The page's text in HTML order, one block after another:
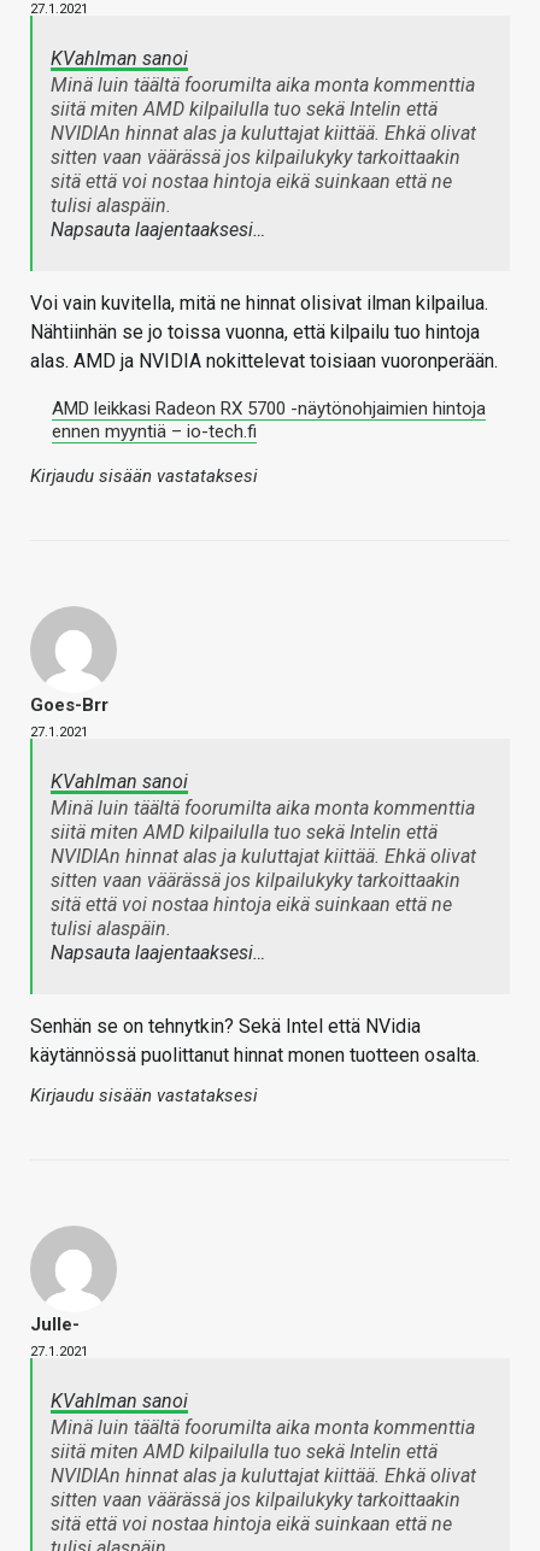
27.1.2021
KVahlman sanoi
Minä luin täältä foorumilta aika monta kommenttia
siitä miten AMD kilpailulla tuo sekä Intelin että
NVIDIAn hinnat alas ja kuluttajat kiittää. Ehkä olivat
sitten vaan väärässä jos kilpailukyky tarkoittaakin
sitä että voi nostaa hintoja eikä suinkaan että ne
tulisi alaspäin.
Napsauta laajentaaksesi…
Voi vain kuvitella, mitä ne hinnat olisivat ilman kilpailua.
Nähtiinhän se jo toissa vuonna, että kilpailu tuo hintoja
alas. AMD ja NVIDIA nokittelevat toisiaan vuoronperään.
AMD leikkasi Radeon RX 5700 -näytönohjaimien hintoja
ennen myyntiä – io-tech.fi
Kirjaudu sisään vastataksesi
Goes-Brr
27.1.2021
KVahlman sanoi
Minä luin täältä foorumilta aika monta kommenttia
siitä miten AMD kilpailulla tuo sekä Intelin että
NVIDIAn hinnat alas ja kuluttajat kiittää. Ehkä olivat
sitten vaan väärässä jos kilpailukyky tarkoittaakin
sitä että voi nostaa hintoja eikä suinkaan että ne
tulisi alaspäin.
Napsauta laajentaaksesi…
Senhän se on tehnytkin? Sekä Intel että NVidia
käytännössä puolittanut hinnat monen tuotteen osalta.
Kirjaudu sisään vastataksesi
Julle-
27.1.2021
KVahlman sanoi
Minä luin täältä foorumilta aika monta kommenttia
siitä miten AMD kilpailulla tuo sekä Intelin että
NVIDIAn hinnat alas ja kuluttajat kiittää. Ehkä olivat
sitten vaan väärässä jos kilpailukyky tarkoittaakin
sitä että voi nostaa hintoja eikä suinkaan että ne